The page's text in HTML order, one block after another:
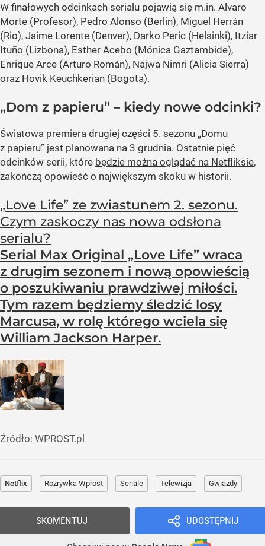
W finałowych odcinkach serialu pojawią się m.in. Alvaro
Morte (Profesor), Pedro Alonso (Berlin), Miguel Herrán
(Rio), Jaime Lorente (Denver), Darko Peric (Helsinki), Itziar
Ituño (Lizbona), Esther Acebo (Mónica Gaztambide),
Enrique Arce (Arturo Román), Najwa Nimri (Alicia Sierra)
oraz Hovik Keuchkerian (Bogota).
„Dom z papieru” – kiedy nowe odcinki?
Światowa premiera drugiej części 5. sezonu „Domu
z papieru” jest planowana na 3 grudnia. Ostatnie pięć
odcinków serii, które będzie można oglądać na Netfliksie,
zakończą opowieść o największym skoku w historii.
„Love Life” ze zwiastunem 2. sezonu.
Czym zaskoczy nas nowa odsłona
serialu?
Serial Max Original „Love Life” wraca
z drugim sezonem i nową opowieścią
o poszukiwaniu prawdziwej miłości.
Tym razem będziemy śledzić losy
Marcusa, w rolę którego wciela się
William Jackson Harper.
Źródło: WPROST.pl
Netflix Rozrywka Wprost Seriale Telewizja Gwiazdy
UDOSTĘPNIJ
SKOMENTUJ